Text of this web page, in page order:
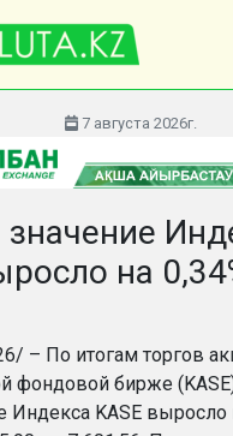
7 августа 2026г.
на
– По итогам торгов
фондовой бирже
Индекса KASE выросло